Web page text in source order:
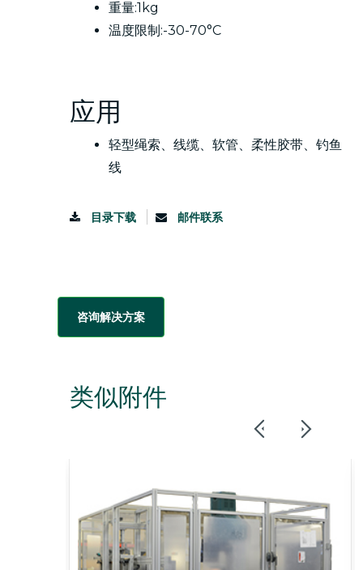
重量:1kg
温度限制:-30-70°C
应用
轻型绳索、线缆、软管、柔性胶带、钓鱼
线
目录下载 邮件联系
咨询解决方案
类似附件